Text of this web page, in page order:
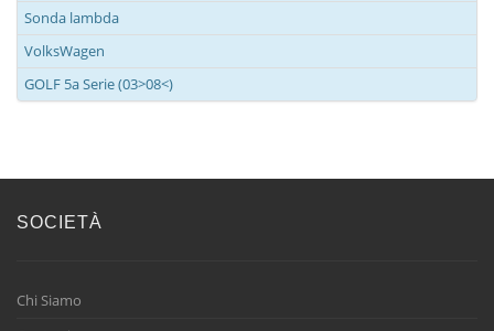
Sonda lambda
VolksWagen
GOLF 5a Serie (03>08<)
SOCIETÀ
Chi Siamo